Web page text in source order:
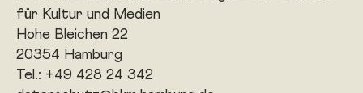
für Kultur und Medien
Hohe Bleichen 22
20354 Hamburg
Tel.: +49 428 24 342